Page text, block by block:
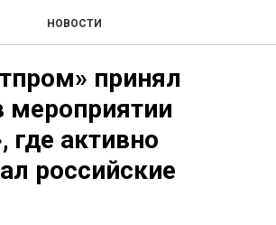
НОВОСТИ
принял
мероприятии
где активно
российские